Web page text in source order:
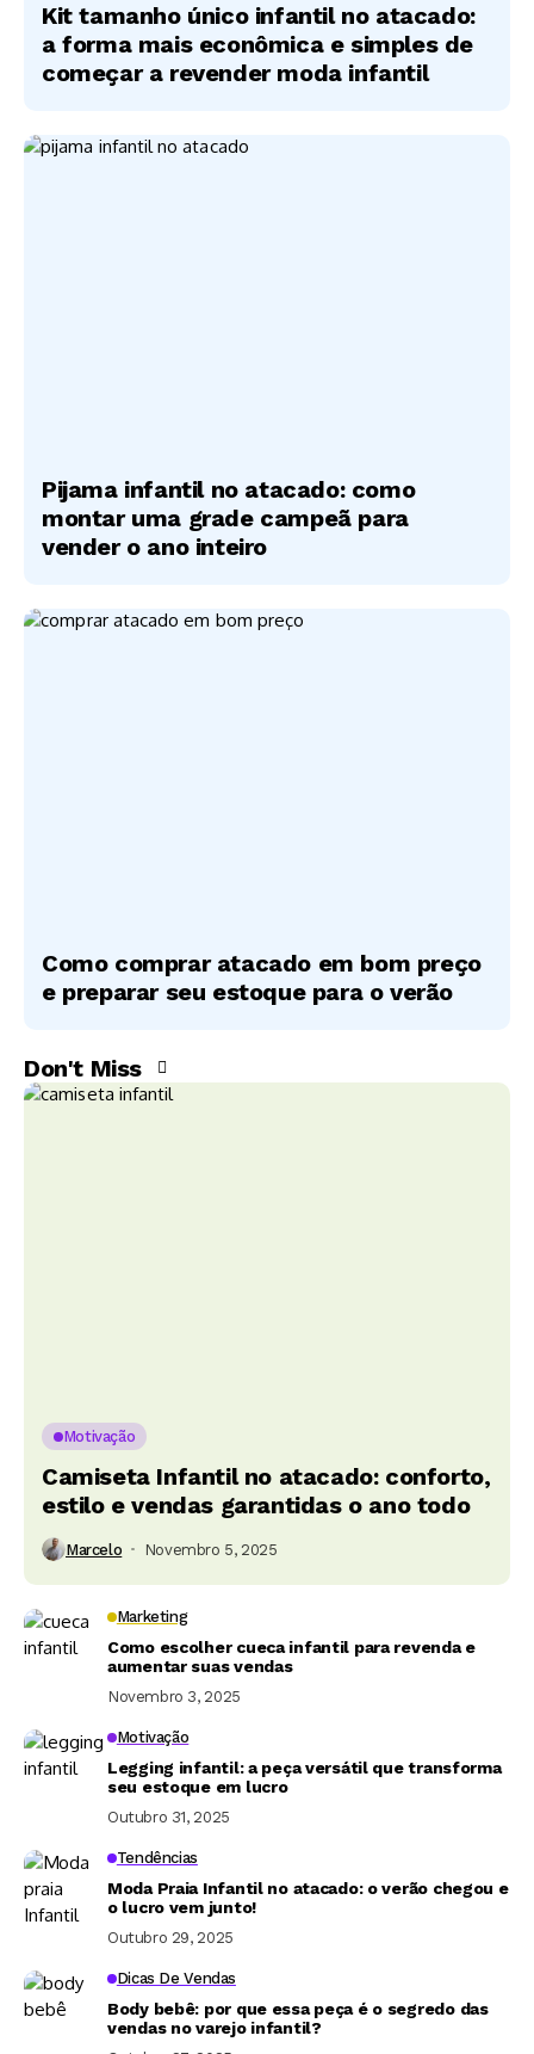
Kit tamanho único infantil no atacado:
a forma mais econômica e simples de
começar a revender moda infantil
Pijama infantil no atacado: como
montar uma grade campeã para
vender o ano inteiro
Como comprar atacado em bom preço
e preparar seu estoque para o verão
Don't Miss
Motivação
Camiseta Infantil no atacado: conforto,
estilo e vendas garantidas o ano todo
Marcelo Novembro 5, 2025
Marketing
Como escolher cueca infantil para revenda e
aumentar suas vendas
Novembro 3, 2025
Motivação
Legging infantil: a peça versátil que transforma
seu estoque em lucro
Outubro 31, 2025
Tendências
Moda Praia Infantil no atacado: o verão chegou e
o lucro vem junto!
Outubro 29, 2025
Dicas De Vendas
Body bebê: por que essa peça é o segredo das
vendas no varejo infantil?